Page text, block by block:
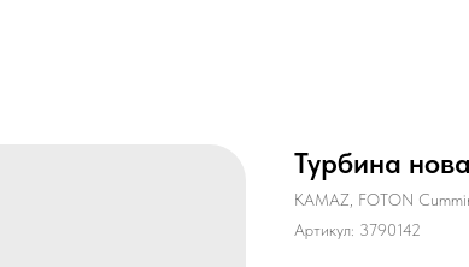
Турбина
KAMAZ, FOTON
Артикул: 3790142